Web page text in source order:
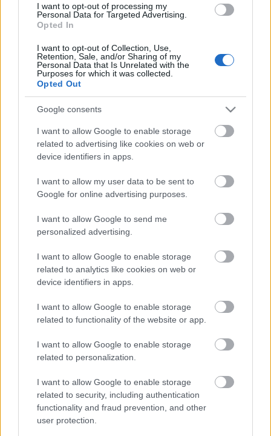
I want to opt-out of processing my
Personal Data for Targeted Advertising.
Opted In
I want to opt-out of Collection, Use,
Retention, Sale, and/or Sharing of my
Personal Data that Is Unrelated with the
Purposes for which it was collected.
Opted Out
Google consents
I want to allow Google to enable storage
related to advertising like cookies on web or
device identifiers in apps.
I want to allow my user data to be sent to
Google for online advertising purposes.
I want to allow Google to send me
personalized advertising.
I want to allow Google to enable storage
related to analytics like cookies on web or
device identifiers in apps.
I want to allow Google to enable storage
related to functionality of the website or app.
I want to allow Google to enable storage
related to personalization.
I want to allow Google to enable storage
related to security, including authentication
functionality and fraud prevention, and other
user protection.
akarsz. Nagyon intenzív, társulatépítő volt a közös
munka, nagyon jó élmény. Sok mindent tanultam
(...) Nagyon jó és intenzív volt a próbafolyamat, de
elég rövid idő alatt raktuk össze, ezért úgy érzem,
még van munkám Szofjával. Én sose tudok
premierre megnyugodni."
Zomborácz Virággalforgattuk tavaly februárban azUtóélet
ami egy elképesztően jó munka volt, nagyon tehetséges emberekkel
akaró fiatal találkozott ezen a forgatáson, ezt az egész stábra és
színészgárdára értem. Viszont amiről szeretnék még beszélni, az az, hogy
én most Gárdos Péterrelforgatom aHajnali láz
című filmet, amire
igazából régóta vártam.Gárdosírt egy regényt a szülei szerelmének
táborban, és ezt filmesíti most meg. Úgy érzem, régen volt ennyire
izgalmas és fontos ügyem, mint ez a film. A szerep miatt lefogytam tíz
kilót is, ez tulajdonképpen igazi versenyfutás volt önmagammal. De nem
is a fogyás a lényeg, hanem hogy jó dolog áldozatot hozni valamiért, ami
fontos. Számomra ez a film kivételes munka, ezt mindenképpen el
A teljes interjú itt olvasható.